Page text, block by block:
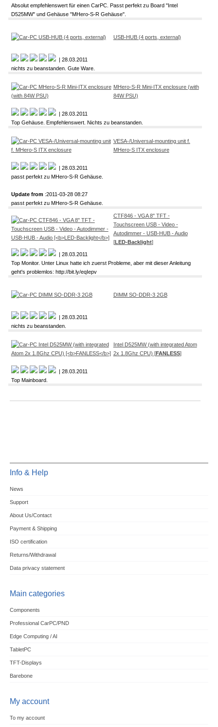
Absolut empfehlenswert für einen CarPC. Passt perfekt zu Board "Intel
D525MW" und Gehäuse "MHero-S-R Gehäuse".
USB-HUB (4 ports, external)
| 28.03.2011
nichts zu beanstanden. Gute Ware.
MHero-S-R Mini-ITX enclosure (with
84W PSU)
| 28.03.2011
Top Gehäuse. Empfehlenswert. Nichts zu beanstanden.
VESA-/Universal-mounting unit f.
MHero-S ITX enclosure
| 28.03.2011
passt perfekt zu MHero-S-R Gehäuse.
Update from :2011-03-28 08:27
passt perfekt zu MHero-S-R Gehäuse.
CTF846 - VGA 8" TFT -
Touchscreen USB - Video -
Autodimmer - USB-HUB - Audio
[LED-Backlight]
| 28.03.2011
Top Monitor. Unter Linux hatte ich zuerst Probleme, aber mit dieser Anleitung
geht's problemlos: http://bit.ly/eqIepv
DIMM SO-DDR-3 2GB
| 28.03.2011
nichts zu beanstanden.
Intel D525MW (with integrated Atom
2x 1.8Ghz CPU) [FANLESS]
| 28.03.2011
Top Mainboard.
Info & Help
News
Support
About Us/Contact
Payment & Shipping
ISO certification
Returns/Withdrawal
Data privacy statement
Main categories
Components
Professional CarPC/PND
Edge Computing / AI
TabletPC
TFT-Displays
Barebone
My account
To my account